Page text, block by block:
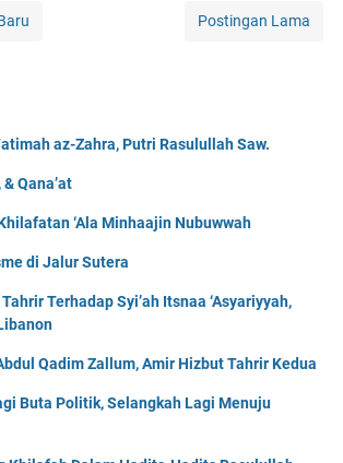
Postingan Lama
az-Zahra, Putri Rasulullah Saw.
Qana’at
‘Ala Minhaajin Nubuwwah
di Jalur Sutera
Terhadap Syi’ah Itsnaa ‘Asyariyyah,
Qadim Zallum, Amir Hizbut Tahrir Kedua
Buta Politik, Selangkah Lagi Menuju